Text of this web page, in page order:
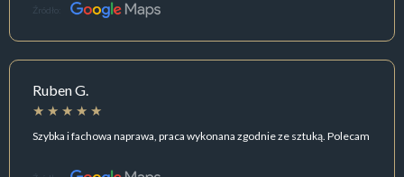
Źródło:
Ruben G.
Szybka i fachowa naprawa, praca wykonana zgodnie ze sztuką. Polecam